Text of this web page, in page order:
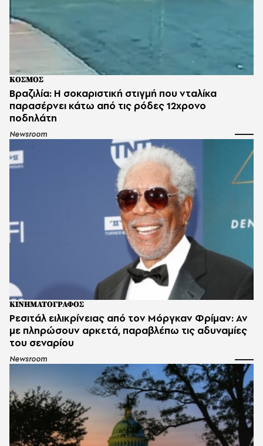
ΚΟΣΜΟΣ
Βραζιλία: Η σοκαριστική στιγμή που νταλίκα
παρασέρνει κάτω από τις ρόδες 12χρονο
ποδηλάτη
Newsroom
ΚΙΝΗΜΑΤΟΓΡΑΦΟΣ
Ρεσιτάλ ειλικρίνειας από τον Μόργκαν Φρίμαν: Αν
με πληρώσουν αρκετά, παραβλέπω τις αδυναμίες
του σεναρίου
Newsroom